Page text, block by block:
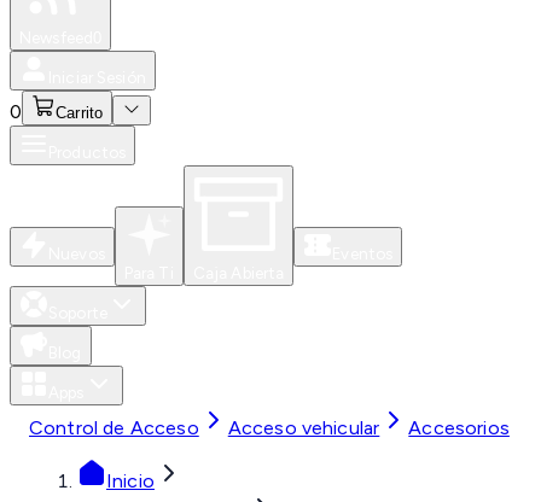
0 Carrito
Control de Acceso Acceso vehicular Accesorios
Inicio